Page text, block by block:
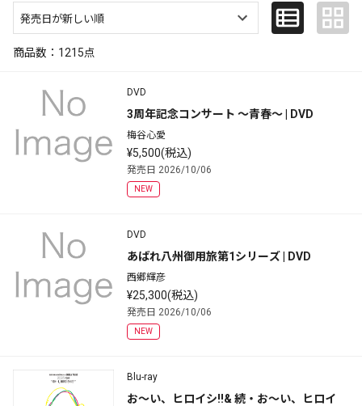
商品数： 1215点
DVD
3周年記念コンサート ～青春～ | DVD
梅谷心愛
¥5,500(税込)
発売日 2026/10/06
NEW
DVD
あばれ八州御用旅第1シリーズ | DVD
西郷輝彦
¥25,300(税込)
発売日 2026/10/06
NEW
Blu-ray
お～い、ヒロイシ!!& 続・お～い、ヒロイ